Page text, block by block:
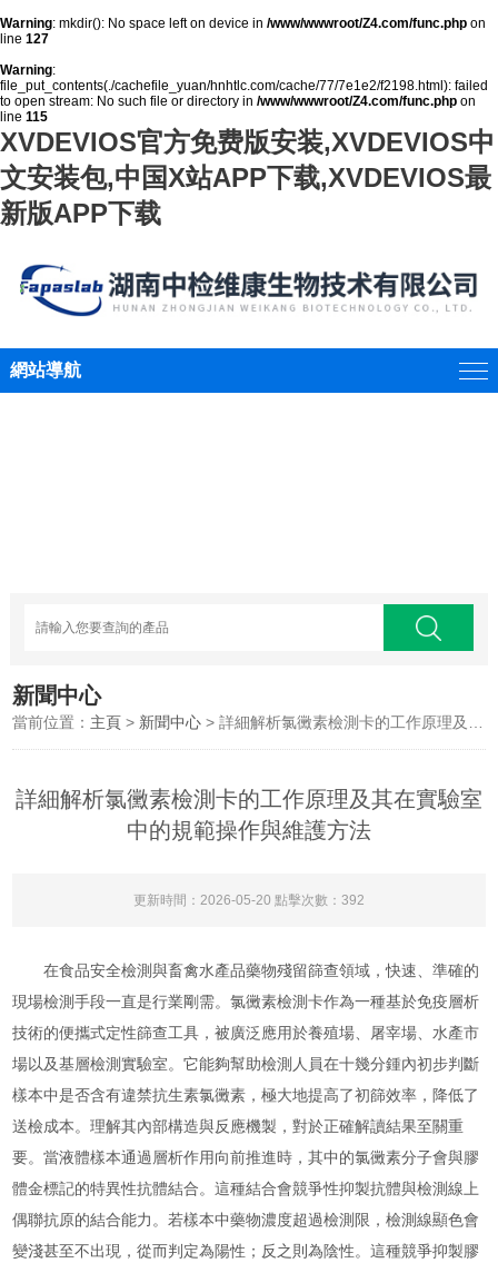
Warning: mkdir(): No space left on device in /www/wwwroot/Z4.com/func.php on
line 127
Warning:
file_put_contents(./cachefile_yuan/hnhtlc.com/cache/77/7e1e2/f2198.html): failed
to open stream: No such file or directory in /www/wwwroot/Z4.com/func.php on
line 115
XVDEVIOS官方免费版安装,XVDEVIOS中
文安装包,中国X站APP下载,XVDEVIOS最
新版APP下载
網站導航
新聞中心
當前位置： 主頁 > 新聞中心 > 詳細解析氯黴素檢測卡的工作原理及其在實驗室中的規範操作與維護方法
詳細解析氯黴素檢測卡的工作原理及其在實驗室
中的規範操作與維護方法
更新時間：2026-05-20 點擊次數：392
在食品安全檢測與畜禽水產品藥物殘留篩查領域，快速、準確的
現場檢測手段一直是行業剛需。氯黴素檢測卡作為一種基於免疫層析
技術的便攜式定性篩查工具，被廣泛應用於養殖場、屠宰場、水產市
場以及基層檢測實驗室。它能夠幫助檢測人員在十幾分鍾內初步判斷
樣本中是否含有違禁抗生素氯黴素，極大地提高了初篩效率，降低了
送檢成本。理解其內部構造與反應機製，對於正確解讀結果至關重
要。當液體樣本通過層析作用向前推進時，其中的氯黴素分子會與膠
體金標記的特異性抗體結合。這種結合會競爭性抑製抗體與檢測線上
偶聯抗原的結合能力。若樣本中藥物濃度超過檢測限，檢測線顯色會
變淺甚至不出現，從而判定為陽性；反之則為陰性。這種競爭抑製膠